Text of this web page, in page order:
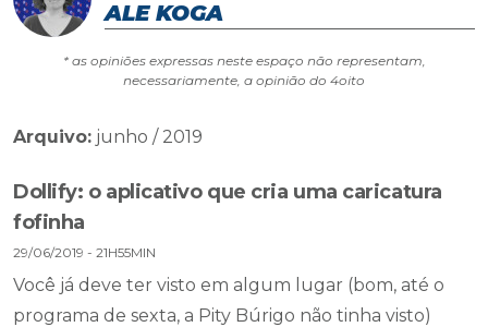
ALE KOGA
* as opiniões expressas neste espaço não representam,
necessariamente, a opinião do 4oito
Arquivo: junho / 2019
Dollify: o aplicativo que cria uma caricatura
fofinha
29/06/2019 - 21H55MIN
Você já deve ter visto em algum lugar (bom, até o
programa de sexta, a Pity Búrigo não tinha visto)